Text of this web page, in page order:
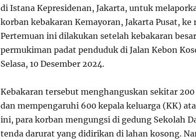
di Istana Kepresidenan, Jakarta, untuk
korban kebakaran Kemayoran, Jakarta Pusat,
Pertemuan ini dilakukan setelah kebakaran
permukiman padat penduduk di Jalan Kebon
Selasa, 10 Desember 2024.
Kebakaran tersebut menghanguskan sekitar
dan mempengaruhi 600 kepala keluarga (KK)
ini, para korban mengungsi di gedung Sekolah
tenda darurat yang didirikan di lahan kosong.